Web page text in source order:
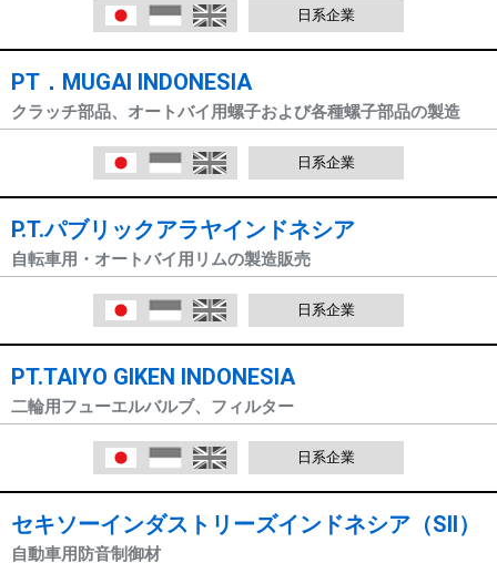
日本語 Indonesia 日系企業
PT．MUGAI INDONESIA
クラッチ部品、オートバイ用螺子および各種螺子部品の製造
日本語 Indonesia 日系企業
P.T.パブリックアラヤインドネシア
自転車用・オートバイ用リムの製造販売
日本語 Indonesia 日系企業
PT.TAIYO GIKEN INDONESIA
二輪用フューエルバルブ、フィルター
日本語 Indonesia 日系企業
セキソーインダストリーズインドネシア（SII）
自動車用防音制御材